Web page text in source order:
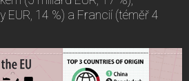
EUR, 14 %) a Francií (téměř 4